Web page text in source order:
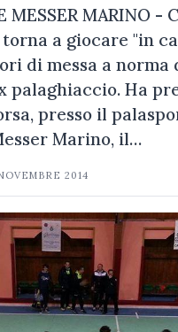
MESSER MARINO -
a giocare "in
di messa a norma
palaghiaccio. Ha
presso il
Marino, il…
2014